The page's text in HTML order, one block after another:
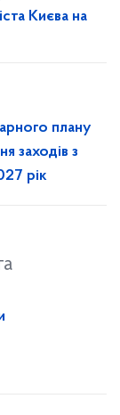
Києва на
плану
заходів з
рік